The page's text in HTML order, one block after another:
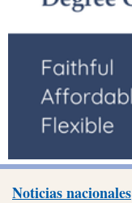
Noticias nacionales